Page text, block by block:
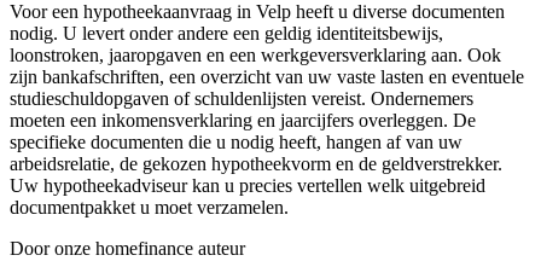
Voor een hypotheekaanvraag in Velp heeft u diverse documenten
nodig. U levert onder andere een geldig identiteitsbewijs,
loonstroken, jaaropgaven en een werkgeversverklaring aan. Ook
zijn bankafschriften, een overzicht van uw vaste lasten en eventuele
studieschuldopgaven of schuldenlijsten vereist. Ondernemers
moeten een inkomensverklaring en jaarcijfers overleggen. De
specifieke documenten die u nodig heeft, hangen af van uw
arbeidsrelatie, de gekozen hypotheekvorm en de geldverstrekker.
Uw hypotheekadviseur kan u precies vertellen welk uitgebreid
documentpakket u moet verzamelen.
Door onze homefinance auteur